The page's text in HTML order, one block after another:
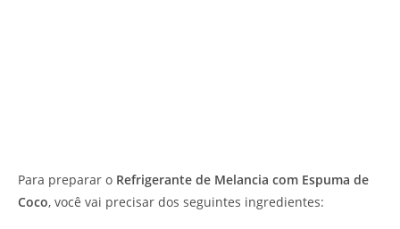
Para preparar o Refrigerante de Melancia com Espuma de
Coco, você vai precisar dos seguintes ingredientes: